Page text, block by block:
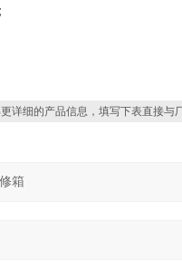
详细的产品信息，填写下表直接与